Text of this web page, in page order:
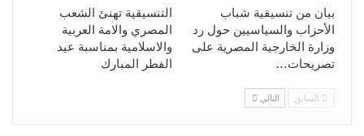
التنسيقية تهنئ الشعب
المصري والامة العربية
والاسلامية بمناسبة عيد
الفطر المبارك
بيان من تنسيقية شباب
الأحزاب والسياسيين حول رد
وزارة الخارجية المصرية على
تصريحات…
السابق التالي